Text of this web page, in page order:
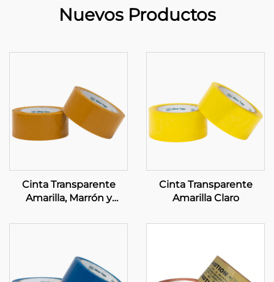
Nuevos Productos
Cinta Transparente
Amarilla, Marrón y
Cinta Transparente
Amarilla Claro